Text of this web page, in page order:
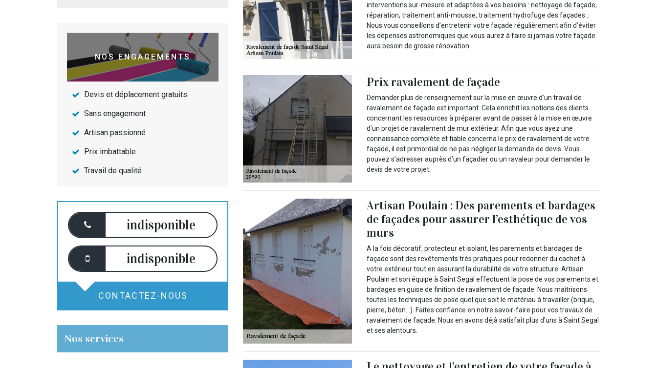
NOS ENGAGEMENTS
Devis et déplacement gratuits
Sans engagement
Artisan passionné
Prix imbattable
Travail de qualité
indisponible
indisponible
CONTACTEZ-NOUS
Nos services
interventions sur-mesure et adaptées à vos besoins : nettoyage de façade,
réparation, traitement anti-mousse, traitement hydrofuge des façades…
Nous vous conseillons d’entretenir votre façade régulièrement afin d’éviter
les dépenses astronomiques que vous aurez à faire si jamais votre façade
aura besoin de grosse rénovation.
Prix ravalement de façade
Demander plus de renseignement sur la mise en œuvre d’un travail de
ravalement de façade est important. Cela enrichit les notions des clients
concernant les ressources à préparer avant de passer à la mise en œuvre
d’un projet de ravalement de mur extérieur. Afin que vous ayez une
connaissance complète et fiable concerna le prix de ravalement de votre
façade, il est primordial de ne pas négliger la demande de devis. Vous
pouvez s’adresser auprès d’un façadier ou un ravaleur pour demander le
devis de votre projet.
Artisan Poulain : Des parements et bardages
de façades pour assurer l’esthétique de vos
murs
A la fois décoratif, protecteur et isolant, les parements et bardages de
façade sont des revêtements très pratiques pour redonner du cachet à
votre extérieur tout en assurant la durabilité de votre structure. Artisan
Poulain et son équipe à Saint Segal effectuent la pose de vos parements et
bardages en guise de finition de ravalement de façade. Nous maîtrisons
toutes les techniques de pose quel que soit le matériau à travailler (brique,
pierre, béton…). Faites confiance en notre savoir-faire pour vos travaux de
ravalement de façade. Nous en avons déjà satisfait plus d’uns à Saint Segal
et ses alentours.